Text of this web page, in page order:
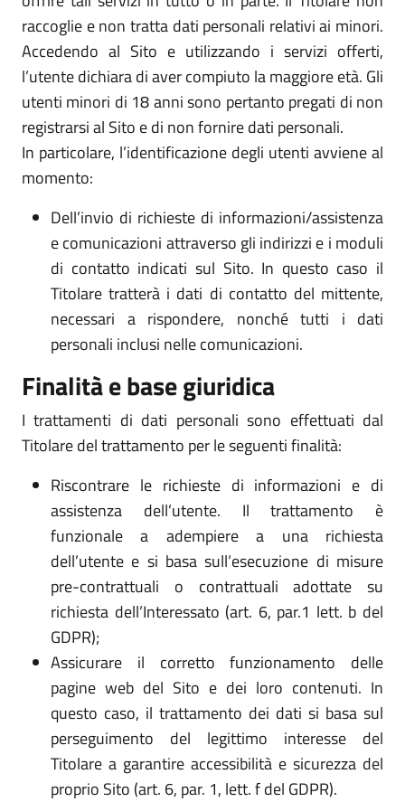
raccoglie e non tratta dati personali relativi ai minori.
Accedendo al Sito e utilizzando i servizi offerti,
l’utente dichiara di aver compiuto la maggiore età. Gli
utenti minori di 18 anni sono pertanto pregati di non
registrarsi al Sito e di non fornire dati personali.
In particolare, l’identificazione degli utenti avviene al
momento:
Dell’invio di richieste di informazioni/assistenza
e comunicazioni attraverso gli indirizzi e i moduli
di contatto indicati sul Sito. In questo caso il
Titolare tratterà i dati di contatto del mittente,
necessari a rispondere, nonché tutti i dati
personali inclusi nelle comunicazioni.
Finalità e base giuridica
I trattamenti di dati personali sono effettuati dal
Titolare del trattamento per le seguenti finalità:
Riscontrare le richieste di informazioni e di
assistenza dell’utente. Il trattamento è
funzionale a adempiere a una richiesta
dell’utente e si basa sull’esecuzione di misure
pre-contrattuali o contrattuali adottate su
richiesta dell’Interessato (art. 6, par.1 lett. b del
GDPR);
Assicurare il corretto funzionamento delle
pagine web del Sito e dei loro contenuti. In
questo caso, il trattamento dei dati si basa sul
perseguimento del legittimo interesse del
Titolare a garantire accessibilità e sicurezza del
proprio Sito (art. 6, par. 1, lett. f del GDPR).